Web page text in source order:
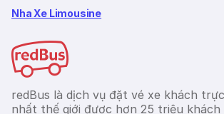
Nha Xe Limousine
redBus là dịch vụ đặt vé xe khách
nhất thế giới được hơn 25 triệu khách